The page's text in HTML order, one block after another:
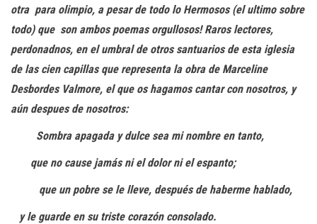
otra para olimpio, a pesar de todo lo Hermosos (el ultimo sobre
todo) que son ambos poemas orgullosos! Raros lectores,
perdonadnos, en el umbralde otros santuarios de esta iglesia
de las cien capillas que representa la obra de Marceline
Desbordes Valmore, el que os hagamos cantar con nosotros, y
aún despues de nosotros:
Sombra apagada y dulce sea mi nombre en tanto,
que no cause jamás ni el dolor ni el espanto;
que un pobre se le lleve, después de haberme hablado,
y le guarde en su triste corazón consolado.